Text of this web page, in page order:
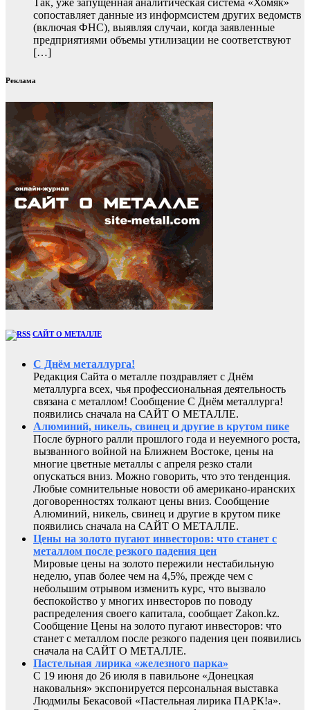
Так, уже запущенная аналитическая система «Хомяк»
сопоставляет данные из информсистем других ведомств
(включая ФНС), выявляя случаи, когда заявленные
предприятиями объемы утилизации не соответствуют
[…]
Реклама
САЙТ О МЕТАЛЛЕ
С Днём металлурга!
Редакция Сайта о металле поздравляет с Днём
металлурга всех, чья профессиональная деятельность
связана с металлом! Сообщение С Днём металлурга!
появились сначала на САЙТ О МЕТАЛЛЕ.
Алюминий, никель, свинец и другие в крутом пике
После бурного ралли прошлого года и неуемного роста,
вызванного войной на Ближнем Востоке, цены на
многие цветные металлы с апреля резко стали
опускаться вниз. Можно говорить, что это тенденция.
Любые сомнительные новости об американо-иранских
договоренностях толкают цены вниз. Сообщение
Алюминий, никель, свинец и другие в крутом пике
появились сначала на САЙТ О МЕТАЛЛЕ.
Цены на золото пугают инвесторов: что станет с
металлом после резкого падения цен
Мировые цены на золото пережили нестабильную
неделю, упав более чем на 4,5%, прежде чем с
небольшим отрывом изменить курс, что вызвало
беспокойство у многих инвесторов по поводу
распределения своего капитала, сообщает Zakon.kz.
Сообщение Цены на золото пугают инвесторов: что
станет с металлом после резкого падения цен появились
сначала на САЙТ О МЕТАЛЛЕ.
Пастельная лирика «железного парка»
С 19 июня до 26 июля в павильоне «Донецкая
наковальня» экспонируется персональная выставка
Людмилы Бекасовой «Пастельная лирика ПАРК!а».